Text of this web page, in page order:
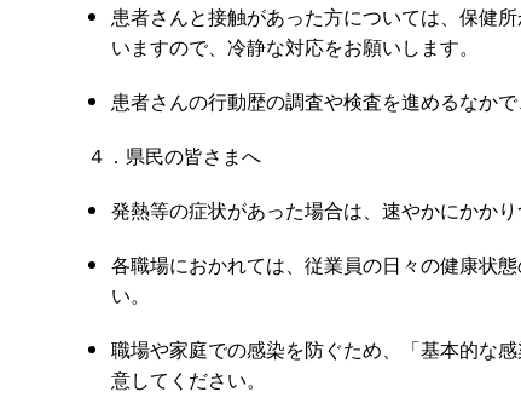
患者さんと接触があった方については、保健
いますので、冷静な対応をお願いします。
患者さんの行動歴の調査や検査を進めるなか
４．県民の皆さまへ
発熱等の症状があった場合は、速やかにかか
各職場におかれては、従業員の日々の健康状
い。
職場や家庭での感染を防ぐため、「基本的な
意してください。